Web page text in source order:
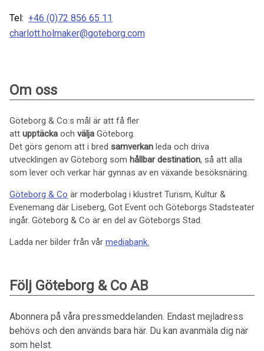
Tel: +46 (0)72 856 65 11
charlott.holmaker@goteborg.com
Om oss
Göteborg & Co:s mål är att få fler
att upptäcka och välja Göteborg.
Det görs genom att i bred samverkan leda och driva
utvecklingen av Göteborg som hållbar destination, så att alla
som lever och verkar här gynnas av en växande besöksnäring.
Göteborg & Co är moderbolag i klustret Turism, Kultur &
Evenemang där Liseberg, Got Event och Göteborgs Stadsteater
ingår. Göteborg & Co är en del av Göteborgs Stad.
Ladda ner bilder från vår mediabank.
Följ Göteborg & Co AB
Abonnera på våra pressmeddelanden. Endast mejladress
behövs och den används bara här. Du kan avanmäla dig när
som helst.